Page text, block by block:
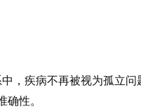
，疾病不再被视为孤立
性。